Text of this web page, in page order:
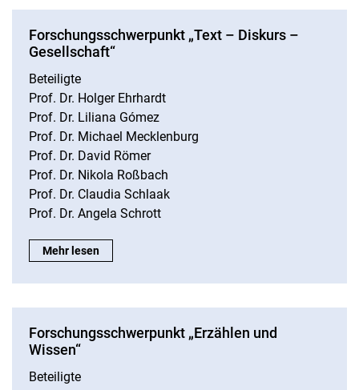
Forschungsschwerpunkt „Text – Diskurs –
Gesellschaft“
Beteiligte
Prof. Dr. Holger Ehrhardt
Prof. Dr. Liliana Gómez
Prof. Dr. Michael Mecklenburg
Prof. Dr. David Römer
Prof. Dr. Nikola Roßbach
Prof. Dr. Claudia Schlaak
Prof. Dr. Angela Schrott
Forschungsschwerpunkt „Text – Diskurs – Gesellschaft“:
Mehr lesen
Forschungsschwerpunkt „Erzählen und
Wissen“
Beteiligte